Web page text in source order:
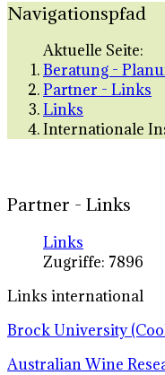
Navigationspfad
Aktuelle Seite:
Beratung -
Partner - Links
Links
Internationale
Partner - Links
Links
Zugriffe: 7896
Links international
Brock University
Australian Wine